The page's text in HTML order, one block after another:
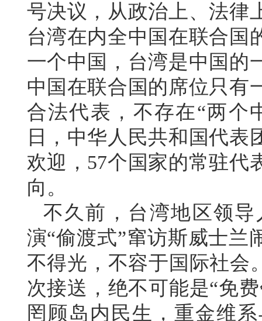
号决议，从政治上、法律
台湾在内全中国在联合国
一个中国，台湾是中国的
中国在联合国的席位只有
合法代表，不存在“两个
日，中华人民共和国代表
欢迎，57个国家的常驻代
向。
不久前，台湾地区领
演“偷渡式”窜访斯威士兰
不得光，不容于国际社会
次接送，绝不可能是“免
罔顾岛内民生，重金维